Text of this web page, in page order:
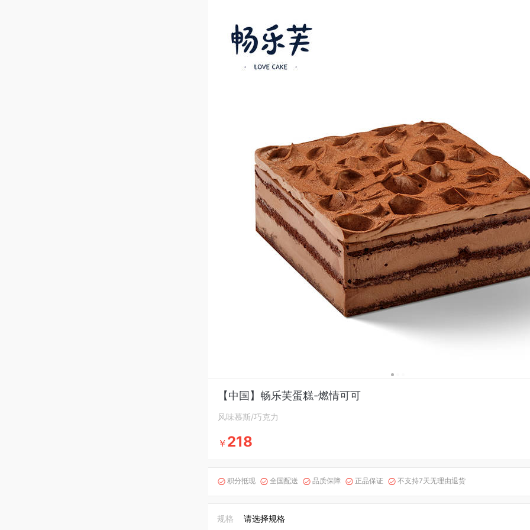
【中国】畅乐芙蛋糕-燃情可可
风味慕斯/巧克力
￥ 218
 积分抵现  全国配送  品质保障  正品保证  不支持7天无理由退货
规格 请选择规格